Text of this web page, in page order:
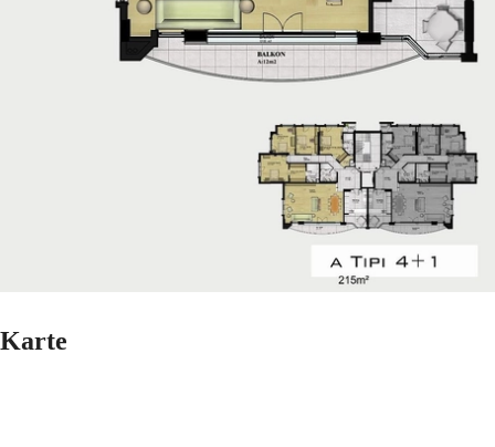
Karte